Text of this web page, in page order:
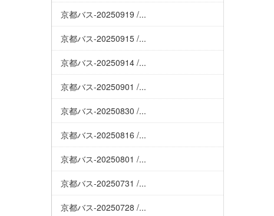
京都バス-20250919 /...
京都バス-20250915 /...
京都バス-20250914 /...
京都バス-20250901 /...
京都バス-20250830 /...
京都バス-20250816 /...
京都バス-20250801 /...
京都バス-20250731 /...
京都バス-20250728 /...